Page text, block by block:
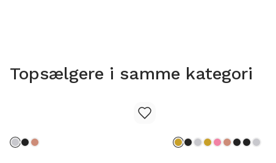
Topsælgere i samme kategori